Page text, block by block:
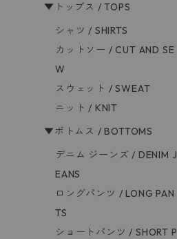
▼トップス / TOPS
シャツ / SHIRTS
カットソー / CUT AND SE
W
スウェット / SWEAT
ニット / KNIT
▼ボトムス / BOTTOMS
デニム ジーンズ / DENIM J
EANS
ロングパンツ / LONG PAN
TS
ショートパンツ / SHORT P